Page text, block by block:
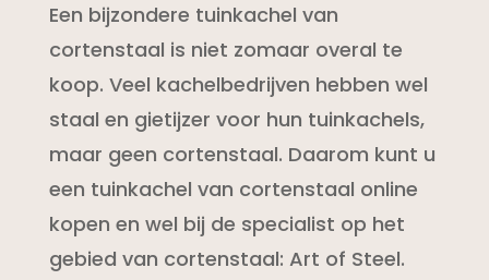
Een bijzondere tuinkachel van
cortenstaal is niet zomaar overal te
koop. Veel kachelbedrijven hebben wel
staal en gietijzer voor hun tuinkachels,
maar geen cortenstaal. Daarom kunt u
een tuinkachel van cortenstaal online
kopen en wel bij de specialist op het
gebied van cortenstaal: Art of Steel.